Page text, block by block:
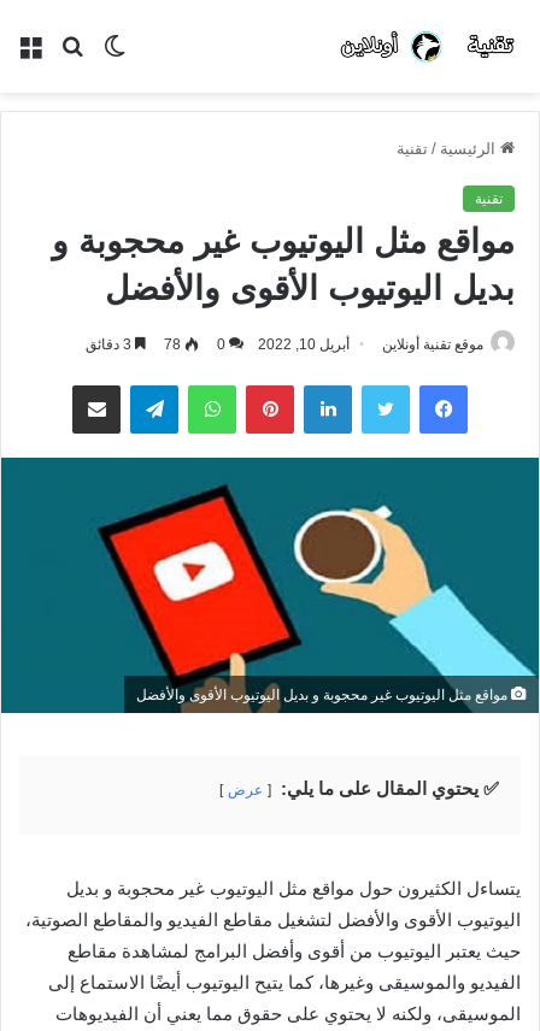
بحث الوضع
الرئيسية / تقنية
تقنية
مواقع مثل اليوتيوب غير محجوبة و
بديل اليوتيوب الأقوى والأفضل
موقع تقنية أونلاين أبريل 10, 2022 0
78
فيسبوك تويتر لينكدإن بينتيريستواتساب تيلقرام مشاركة عبر البريد
مواقع مثل اليوتيوب غير محجوبة و بديل اليوتيوب الأقوى والأفضل
✅ يحتوي المقال على ما يلي: عرض
يتساءل الكثيرون حول مواقع مثل اليوتيوب غير محجوبة و بديل
اليوتيوب الأقوى والأفضل لتشغيل مقاطع الفيديو والمقاطع الصوتية،
حيث يعتبر اليوتيوب من أقوى وأفضل البرامج لمشاهدة مقاطع
الفيديو والموسيقى وغيرها، كما يتيح اليوتيوب أيضًا الاستماع إلى
الموسيقى، ولكنه لا يحتوي على حقوق مما يعني أن الفيديوهات